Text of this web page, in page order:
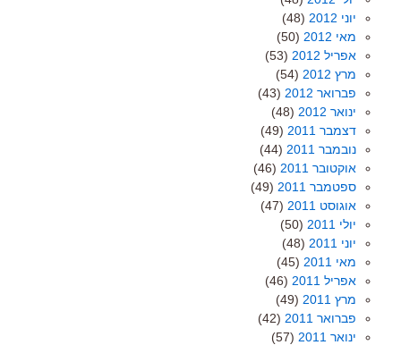
יוני 2012
(48)
מאי 2012
(50)
אפריל 2012
(53)
מרץ 2012
(54)
פברואר 2012
(43)
ינואר 2012
(48)
דצמבר 2011
(49)
נובמבר 2011
(44)
אוקטובר 2011
(46)
ספטמבר 2011
(49)
אוגוסט 2011
(47)
יולי 2011
(50)
יוני 2011
(48)
מאי 2011
(45)
אפריל 2011
(46)
מרץ 2011
(49)
פברואר 2011
(42)
ינואר 2011
(57)